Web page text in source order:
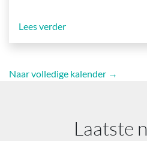
Lees verder
Naar volledige kalender →
Laatste